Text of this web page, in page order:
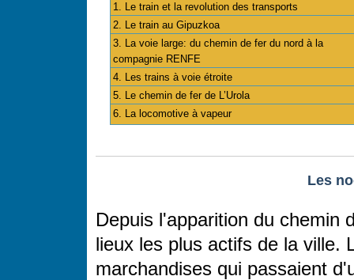
1. Le train et la revolution des transports
2. Le train au Gipuzkoa
3. La voie large: du chemin de fer du nord à la
compagnie RENFE
4. Les trains à voie étroite
5. Le chemin de fer de L’Urola
6. La locomotive à vapeur
Les
Depuis l'apparition du chemin
lieux les plus actifs de la ville.
marchandises qui passaient